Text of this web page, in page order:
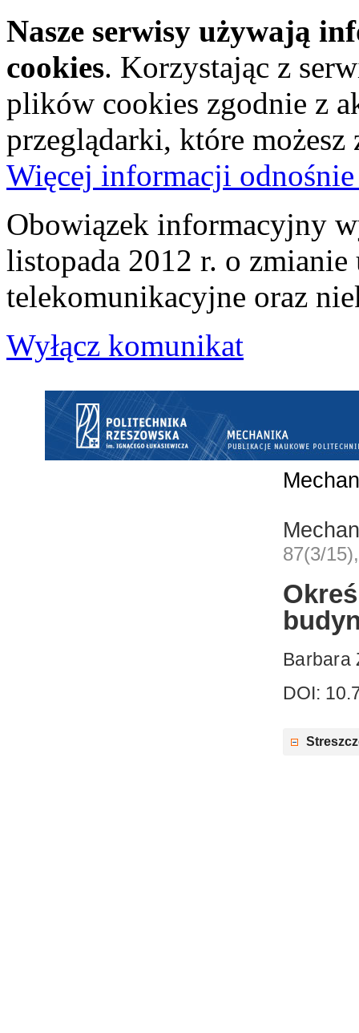
Nasze serwisy używają
cookies. Korzystając z
plików cookies zgodnie z
przeglądarki, które
Więcej informacji
Obowiązek informacyjny
listopada 2012 r. o zmianie
telekomunikacyjne oraz
Wyłącz komunikat
87(3/
Barbara
DOI: